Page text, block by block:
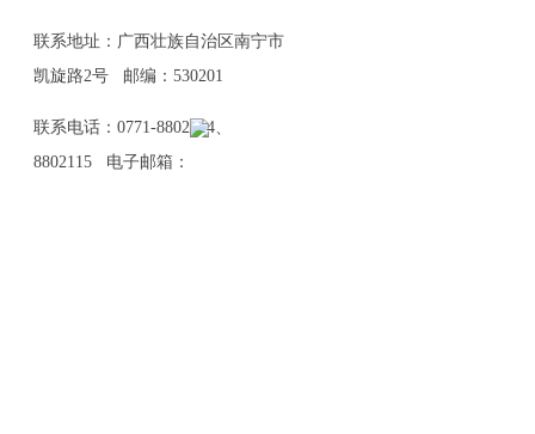
联系地址：广西壮族自治区南宁市
凯旋路2号 邮编：530201
联系电话：0771-8802114、
8802115 电子邮箱：